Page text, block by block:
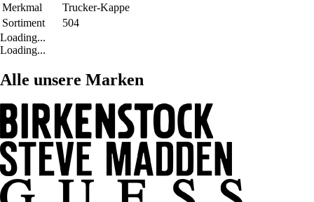
Merkmal
Trucker-Kappe
Sortiment
504
Loading...
Loading...
Alle unsere Marken